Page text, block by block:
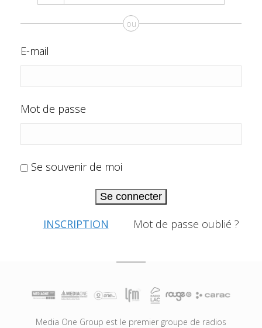
ou
E-mail
Mot de passe
Se souvenir de moi
Se connecter
INSCRIPTION Mot de passe oublié ?
Media One Group est le premier groupe de radios